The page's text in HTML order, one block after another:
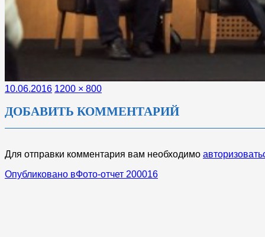
Опубликовано
10.06.2016 Полный
1200 × 800
ДОБАВИТЬ КОММЕНТАРИЙ
Для отправки комментария вам необходимо
НАВИГАЦИЯ
Опубликовано вФото-отчет 200016